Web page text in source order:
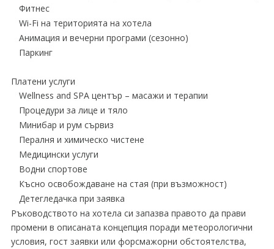
Фитнес
Wi-Fi на територията на хотела
Анимация и вечерни програми (сезонно)
Паркинг
Платени услуги
Wellness and SPA център – масажи и терапии
Процедури за лице и тяло
Минибар и рум сървиз
Пералня и химическо чистене
Медицински услуги
Водни спортове
Късно освобождаване на стая (при възможност)
Детегледачка при заявка
Ръководството на хотела си запазва правото да прави
промени в описаната концепция поради метеорологични
условия, гост заявки или форсмажорни обстоятелства,